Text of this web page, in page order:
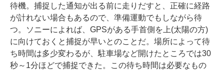
待機。捕捉した通知が出る前に走りだすと、正確に経路
が計れない場合もあるので、準備運動でもしながら待
つ。ソニーによれば、GPSがある手首側を上(太陽の方)
に向けておくと捕捉が早いとのことだ。場所によって待
ち時間は多少変わるが、駐車場など開けたところでは30
秒～1分ほどで捕捉できた。この待ち時間は必要なもの